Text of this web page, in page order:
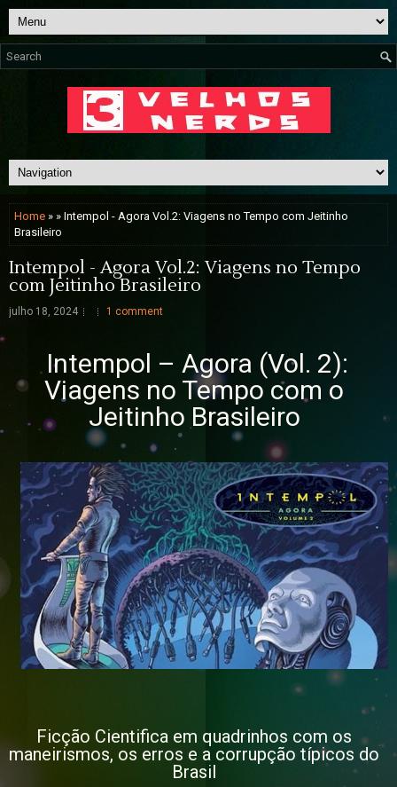
Home » » Intempol - Agora Vol.2: Viagens no Tempo com Jeitinho
Brasileiro
Intempol - Agora Vol.2: Viagens no Tempo
com Jeitinho Brasileiro
julho 18, 2024 1 comment
Intempol – Agora (Vol. 2):
Viagens no Tempo com o
Jeitinho Brasileiro
Ficção Cientifica em quadrinhos com os
maneirismos, os erros e a corrupção típicos do
Brasil